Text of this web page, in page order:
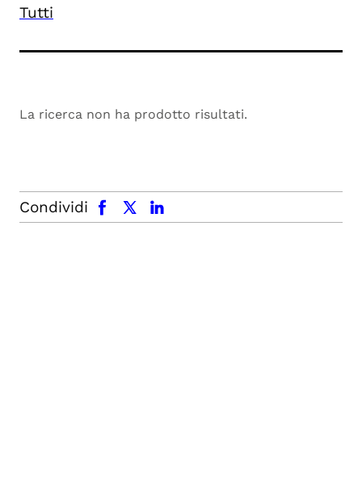
Tutti
La ricerca non ha prodotto risultati.
Condividi
facebook x.com linkedin